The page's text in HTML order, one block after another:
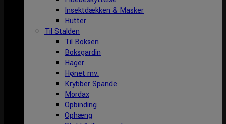
Insektdækken & Masker
Hutter
Til Stalden
Til Boksen
Boksgardin
Hager
Hønet mv.
Krybber Spande
Mordax
Opbinding
Ophæng